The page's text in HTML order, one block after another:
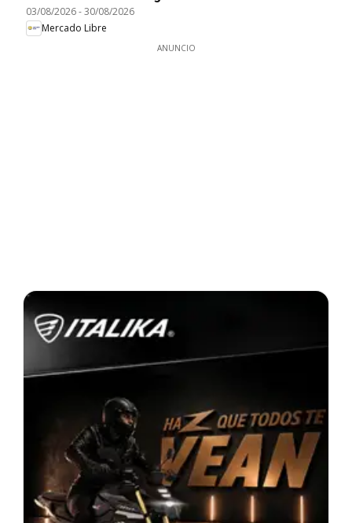
03/08/2026-30/08/2026
Mercado Libre
ANUNCIO